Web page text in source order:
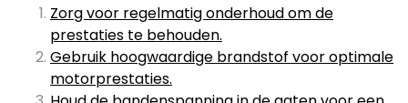
Zorg voor regelmatig onderhoud om de
prestaties te behouden.
Gebruik hoogwaardige brandstof voor optimale
motorprestaties.